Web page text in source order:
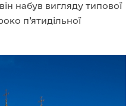
набув вигляду типової
п’ятидільної